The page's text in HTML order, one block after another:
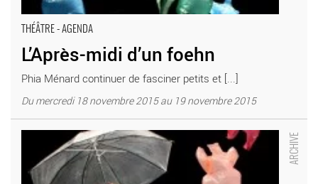
THÉÂTRE - AGENDA
L’Après-midi d’un foehn
Phia Ménard continuer de fasciner petits et [...]
Du mercredi 18 novembre 2015 au 19 novembre 2015
L’Après-midi d’un foehn - Critique sortie Théâtre Fontenay-sous-
Bois Espace Jacques Brel